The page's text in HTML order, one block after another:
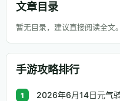
文章目录
暂无目录，建议直接阅读全文。
手游攻略排行
1 2026年6月14日元气